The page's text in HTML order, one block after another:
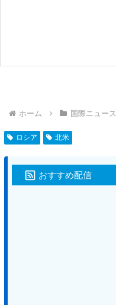
ホーム 国際ニュース
ロシア 北米
おすすめ配信